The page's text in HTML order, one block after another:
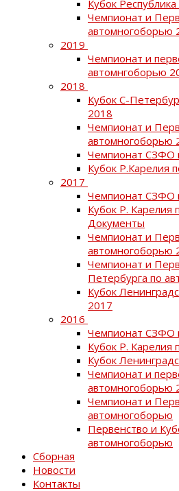
Кубок
Чемпионат и
автомногоборью
2019
Чемпионат и
автомнгоборью
2018
Кубок С-
2018
Чемпионат и
автомногоборью
Чемпионат СЗФО
Кубок Р.Карелия
2017
Чемпионат СЗФО
Кубок Р. Карелия
Документы
Чемпионат и
автомногоборью
Чемпионат и
Петербурга по
Кубок
2017
2016
Чемпионат СЗФО
Кубок Р. Карелия
Кубок
Чемпионат и
автомногоборью
Чемпионат и
автомногоборью
Первенство и
автомногоборью
Сборная
Новости
Контакты